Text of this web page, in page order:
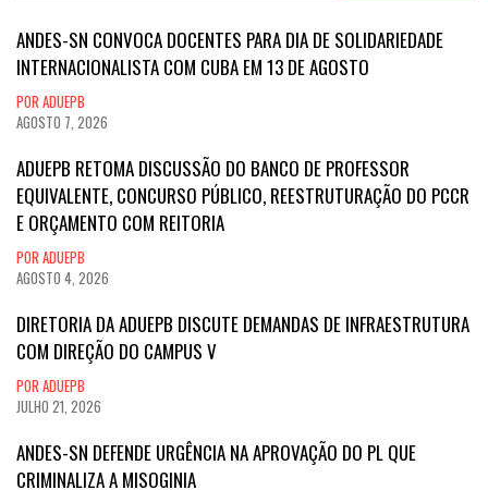
ANDES-SN CONVOCA DOCENTES PARA DIA DE SOLIDARIEDADE
INTERNACIONALISTA COM CUBA EM 13 DE AGOSTO
POR ADUEPB
AGOSTO 7, 2026
ADUEPB RETOMA DISCUSSÃO DO BANCO DE PROFESSOR
EQUIVALENTE, CONCURSO PÚBLICO, REESTRUTURAÇÃO DO PCCR
E ORÇAMENTO COM REITORIA
POR ADUEPB
AGOSTO 4, 2026
DIRETORIA DA ADUEPB DISCUTE DEMANDAS DE INFRAESTRUTURA
COM DIREÇÃO DO CAMPUS V
POR ADUEPB
JULHO 21, 2026
ANDES-SN DEFENDE URGÊNCIA NA APROVAÇÃO DO PL QUE
CRIMINALIZA A MISOGINIA